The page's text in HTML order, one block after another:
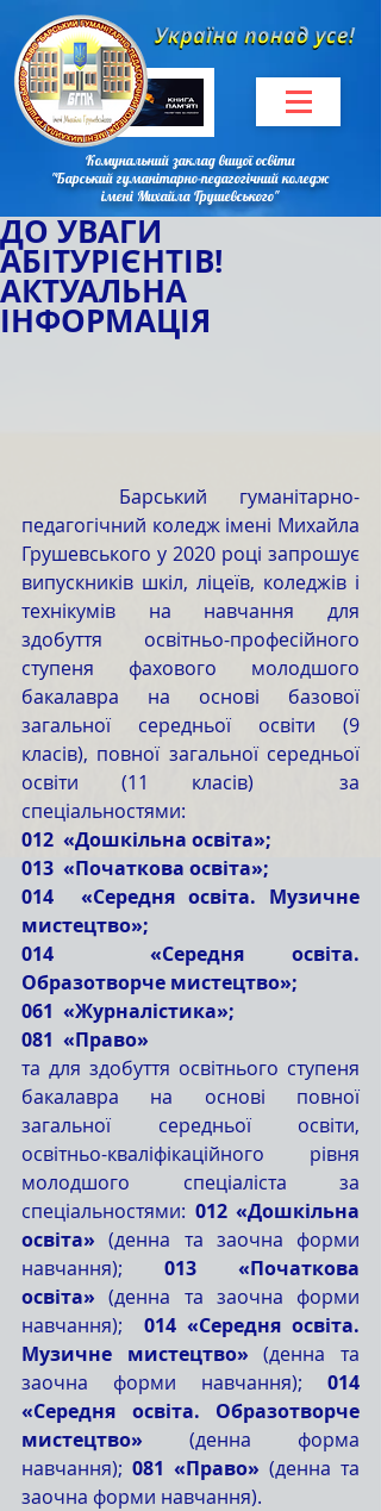
Комунальний заклад вищої освіти
"Барський гуманітарно-педагогічний коледж
імені Михайла Грушевського"
ДО УВАГИ
АБІТУРІЄНТІВ!
АКТУАЛЬНА
ІНФОРМАЦІЯ
педагогічний коледж імені Михайла
Грушевського у 2020 році запрошує
випускників шкіл, ліцеїв, коледжів і
технікумів на навчання для
здобуття освітньо-професійного
ступеня фахового молодшого
бакалавра на основі базової
загальної середньої освіти (9
класів), повної загальної середньої
освіти (11 класів)  за
спеціальностями:
012  «Дошкільна освіта»;
013  «Початкова освіта»;
014  «Середня освіта. Музичне
мистецтво»;
014  «Середня освіта.
Образотворче мистецтво»;
061  «Журналістика»;
081  «Право»
та для здобуття освітнього ступеня
бакалавра на основі повної
загальної середньої освіти,
освітньо-кваліфікаційного рівня
молодшого спеціаліста за
спеціальностями: 012 «Дошкільна
освіта» (денна та заочна форми
навчання); 013 «Початкова
освіта» (денна та заочна форми
навчання); 014 «Середня освіта.
Музичне мистецтво» (денна та
заочна форми навчання); 014
«Середня освіта. Образотворче
мистецтво» (денна форма
навчання); 081 «Право» (денна та
заочна форми навчання).